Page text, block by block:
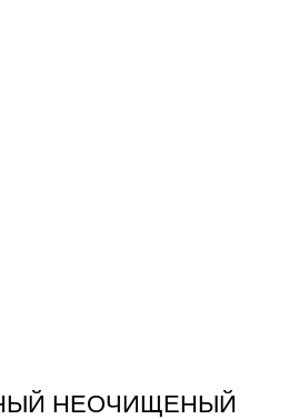
НЕОЧИЩЕНЫЙ